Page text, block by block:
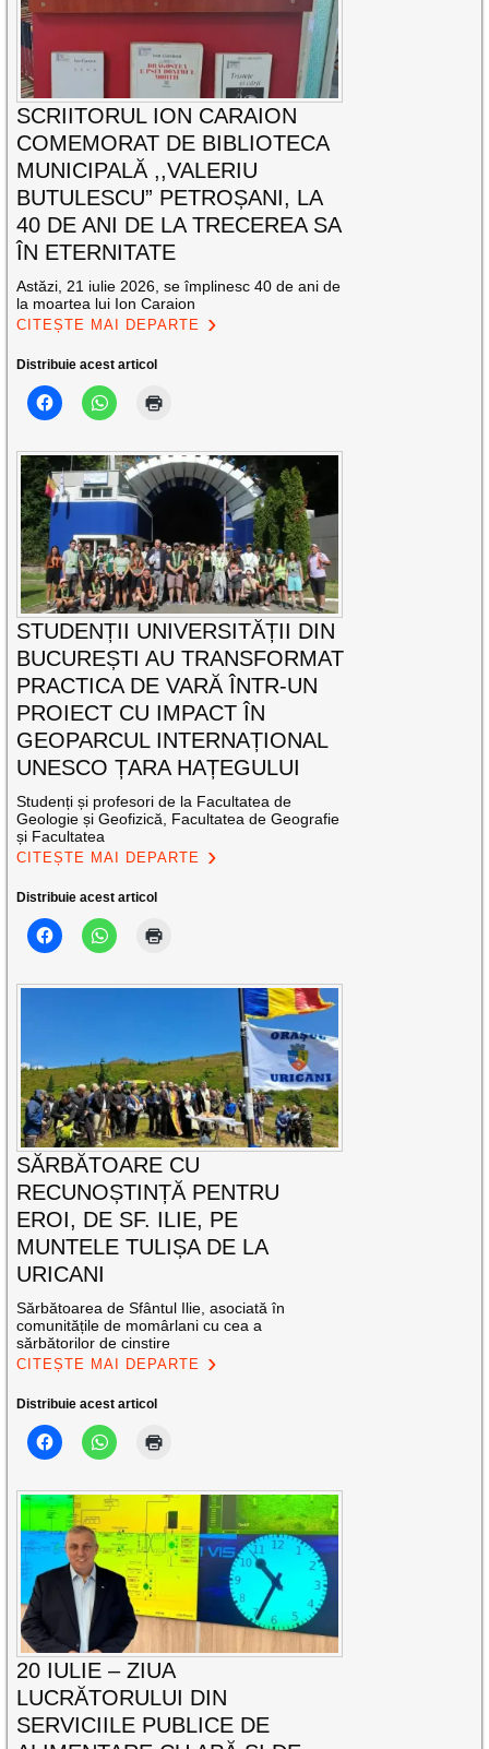
SCRIITORUL ION CARAION
COMEMORAT DE BIBLIOTECA
MUNICIPALĂ ,,VALERIU
BUTULESCU” PETROȘANI, LA
40 DE ANI DE LA TRECEREA SA
ÎN ETERNITATE
Astăzi, 21 iulie 2026, se împlinesc 40 de ani de
la moartea lui Ion Caraion
CITEȘTE MAI DEPARTE
Distribuie acest articol
STUDENȚII UNIVERSITĂȚII DIN
BUCUREȘTI AU TRANSFORMAT
PRACTICA DE VARĂ ÎNTR-UN
PROIECT CU IMPACT ÎN
GEOPARCUL INTERNAȚIONAL
UNESCO ȚARA HAȚEGULUI
Studenți și profesori de la Facultatea de
Geologie și Geofizică, Facultatea de Geografie
și Facultatea
CITEȘTE MAI DEPARTE
Distribuie acest articol
SĂRBĂTOARE CU
RECUNOȘTINȚĂ PENTRU
EROI, DE SF. ILIE, PE
MUNTELE TULIȘA DE LA
URICANI
Sărbătoarea de Sfântul Ilie, asociată în
comunitățile de momârlani cu cea a
sărbătorilor de cinstire
CITEȘTE MAI DEPARTE
Distribuie acest articol
20 IULIE – ZIUA
LUCRĂTORULUI DIN
SERVICIILE PUBLICE DE